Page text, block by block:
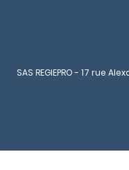
SAS REGIEPRO - 17 rue